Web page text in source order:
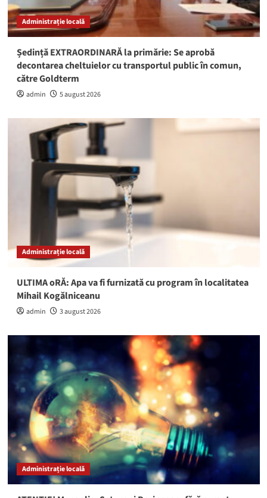
Administrație locală
Ședință EXTRAORDINARĂ la primărie: Se aprobă
decontarea cheltuielor cu transportul public în comun,
către Goldterm
admin 5 august 2026
Administrație locală
ULTIMA oRĂ: Apa va fi furnizată cu program în localitatea
Mihail Kogălniceanu
admin 3 august 2026
Administrație locală